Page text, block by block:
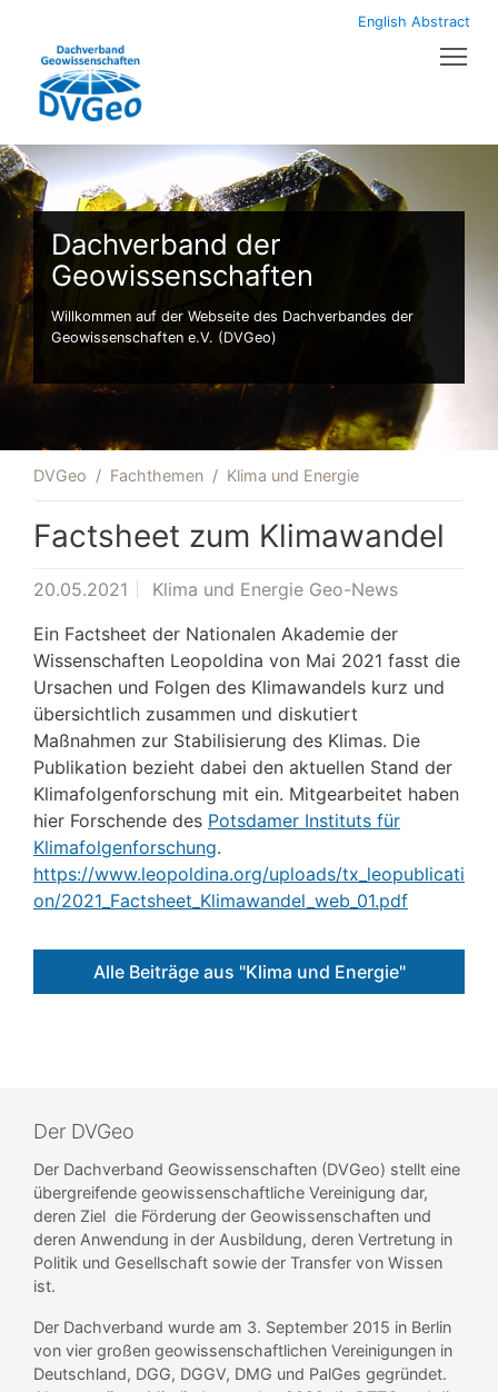
English Abstract
Dachverband der
Geowissenschaften
Willkommen auf der Webseite des Dachverbandes der
Geowissenschaften e.V. (DVGeo)
DVGeo Fachthemen Klima und Energie
Factsheet zum Klimawandel
20.05.2021
Klima und Energie Geo-News
Ein Factsheet der Nationalen Akademie der
Wissenschaften Leopoldina von Mai 2021 fasst die
Ursachen und Folgen des Klimawandels kurz und
übersichtlich zusammen und diskutiert
Maßnahmen zur Stabilisierung des Klimas. Die
Publikation bezieht dabei den aktuellen Stand der
Klimafolgenforschung mit ein. Mitgearbeitet haben
hier Forschende des Potsdamer Instituts für
Klimafolgenforschung.
https://www.leopoldina.org/uploads/tx_leopublicati
on/2021_Factsheet_Klimawandel_web_01.pdf
Alle Beiträge aus "Klima und Energie"
Der DVGeo
Der Dachverband Geowissenschaften (DVGeo) stellt eine
übergreifende geowissenschaftliche Vereinigung dar,
deren Ziel die Förderung der Geowissenschaften und
deren Anwendung in der Ausbildung, deren Vertretung in
Politik und Gesellschaft sowie der Transfer von Wissen
ist.
Der Dachverband wurde am 3. September 2015 in Berlin
von vier großen geowissenschaftlichen Vereinigungen in
Deutschland, DGG, DGGV, DMG und PalGes gegründet.